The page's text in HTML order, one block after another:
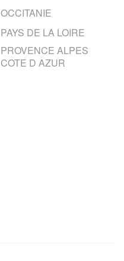
OCCITANIE
PAYS DE LA LOIRE
PROVENCE ALPES
COTE D AZUR